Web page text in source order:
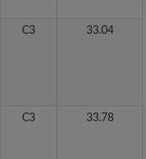
C3 33.04
C3 33.78